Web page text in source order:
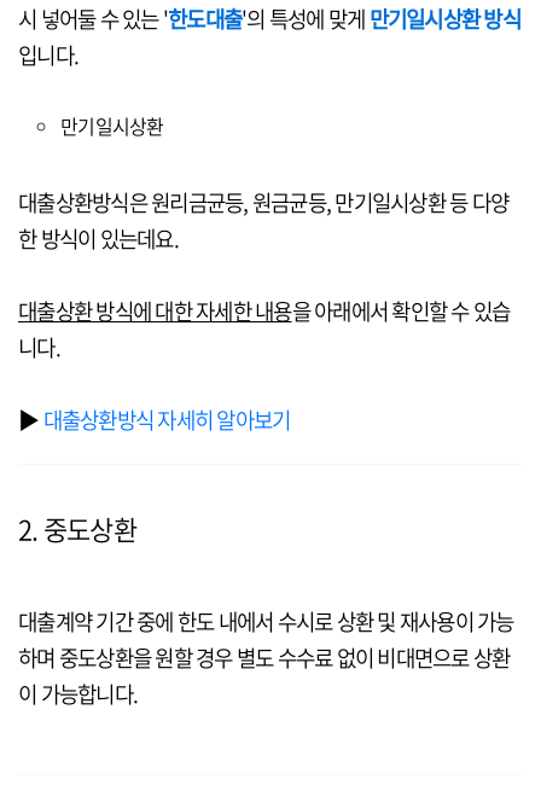
시 넣어둘 수 있는 '한도대출'의 특성에 맞게만기일시상환 방식
입니다.
만기일시상환
대출상환방식은 원리금균등, 원금균등, 만기일시상환 등 다양
한 방식이 있는데요.
대출상환 방식에 대한 자세한 내용을 아래에서 확인할 수 있습
니다.
▶대출상환방식 자세히 알아보기
2. 중도상환
대출계약 기간 중에 한도 내에서 수시로 상환 및 재사용이 가능
하며 중도상환을 원할 경우 별도 수수료 없이 비대면으로 상환
이 가능합니다.